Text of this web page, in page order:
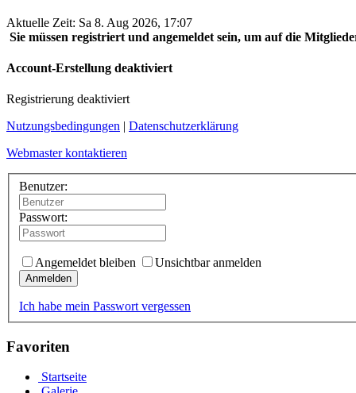
Aktuelle Zeit: Sa 8. Aug 2026, 17:07
Sie müssen registriert und angemeldet sein, um auf die
Account-Erstellung deaktiviert
Registrierung deaktiviert
Nutzungsbedingungen | Datenschutzerklärung
Webmaster kontaktieren
Benutzer:
Passwort:
Angemeldet bleiben Unsichtbar anmelden
Anmelden
Ich habe mein Passwort vergessen
Favoriten
Startseite